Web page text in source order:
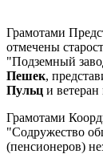
Грамотами
отмечены
"Подземный
Пешек,
Пульц и
Грамотами
"Содружество
(пенсионеров)